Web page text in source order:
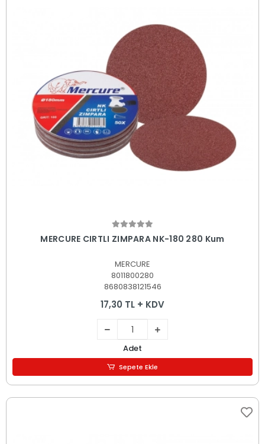
Sepete Ekle
MERCURE CIRTLI ZIMPARA NK-180 280 Kum
MERCURE
8011800280
8680838121546
17,30 TL + KDV
Adet
Sepete Ekle